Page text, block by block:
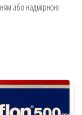
або надмірною